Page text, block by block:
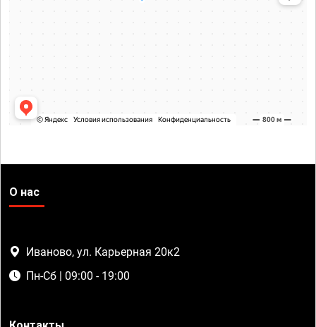
О нас
Иваново, ул. Карьерная 20к2
Пн-Сб | 09:00 - 19:00